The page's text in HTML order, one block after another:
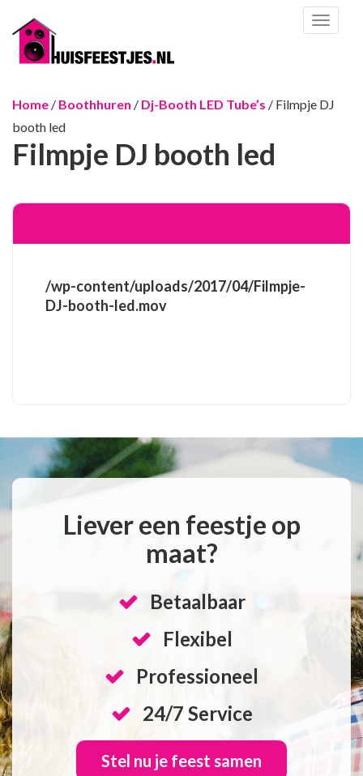
Toggle
Home / Boothhuren / Dj-Booth LED Tube’s / Filmpje DJ
booth led
Filmpje DJ booth led
/wp-content/uploads/2017/04/Filmpje-
DJ-booth-led.mov
Liever een feestje op
maat?
Betaalbaar
Flexibel
Professioneel
24/7 Service
Stel nu je feest samen